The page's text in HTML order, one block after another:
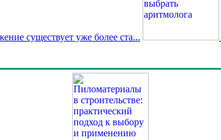
существует уже более ста...